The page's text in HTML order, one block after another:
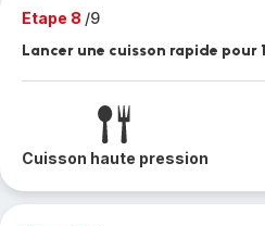
Etape 8 /9
Lancer une cuisson rapide pour
Cuisson haute pression